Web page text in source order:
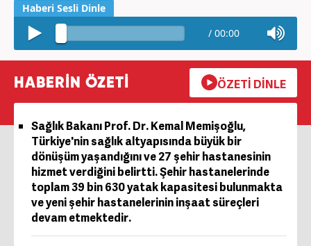
/ 00:00
HABERİN ÖZETİ ÖZETİ DİNLE
Sağlık Bakanı Prof. Dr. Kemal Memişoğlu,
Türkiye'nin sağlık altyapısında büyük bir
dönüşüm yaşandığını ve 27 şehir hastanesinin
hizmet verdiğini belirtti. Şehir hastanelerinde
toplam 39 bin 630 yatak kapasitesi bulunmakta
ve yeni şehir hastanelerinin inşaat süreçleri
devam etmektedir.